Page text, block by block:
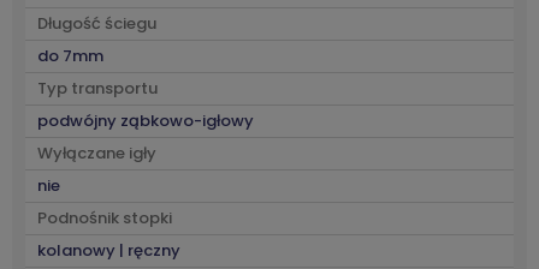
Długość ściegu
do 7mm
Typ transportu
podwójny ząbkowo-igłowy
Wyłączane igły
nie
Podnośnik stopki
kolanowy | ręczny